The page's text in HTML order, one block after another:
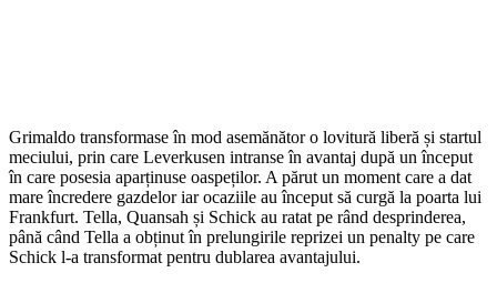
Grimaldo transformase în mod asemănător o lovitură liberă și startul
meciului, prin care Leverkusen intranse în avantaj după un început
în care posesia aparținuse oaspeților. A părut un moment care a dat
mare încredere gazdelor iar ocaziile au început să curgă la poarta lui
Frankfurt. Tella, Quansah și Schick au ratat pe rând desprinderea,
până când Tella a obținut în prelungirile reprizei un penalty pe care
Schick l-a transformat pentru dublarea avantajului.